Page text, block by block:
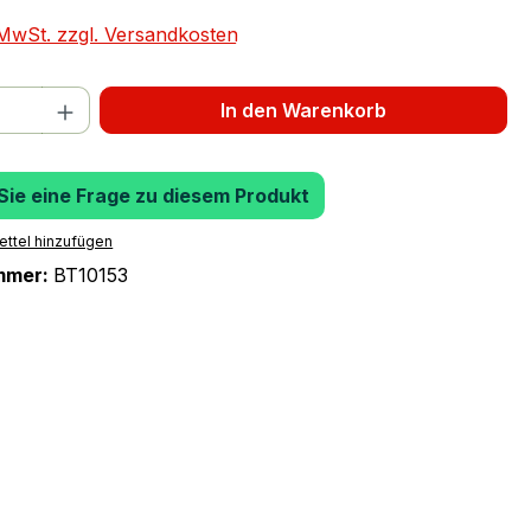
zzgl. Versandkosten
Gib den gewünschten Wert
In den Warenkorb
eine Frage zu diesem Produkt
hinzufügen
BT10153